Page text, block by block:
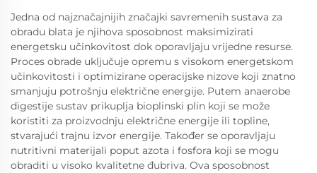
Jedna od najznačajnijih značajki savremenih sustava za
obradu blata je njihova sposobnost maksimizirati
energetsku učinkovitost dok oporavljaju vrijedne resurse.
Proces obrade uključuje opremu s visokom energetskom
učinkovitosti i optimizirane operacijske nizove koji znatno
smanjuju potrošnju električne energije. Putem anaerobe
digestije sustav prikuplja bioplinski plin koji se može
koristiti za proizvodnju električne energije ili topline,
stvarajući trajnu izvor energije. Također se oporavljaju
nutritivni materijali poput azota i fosfora koji se mogu
obraditi u visoko kvalitetne đubriva. Ova sposobnost